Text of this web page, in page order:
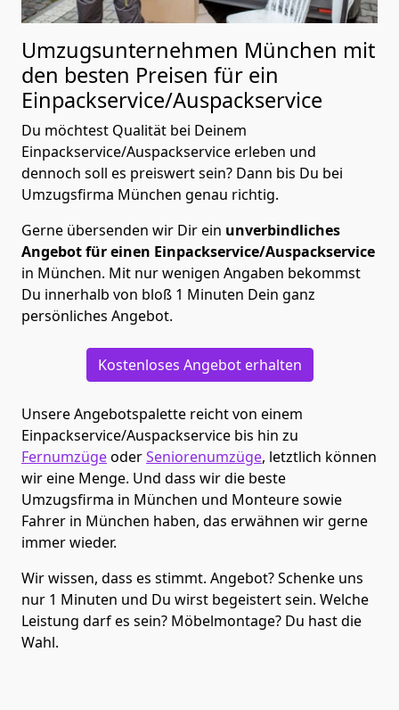
Umzugsunternehmen München mit
den besten Preisen für ein
Einpackservice/Auspackservice
Du möchtest Qualität bei Deinem
Einpackservice/Auspackservice erleben und
dennoch soll es preiswert sein? Dann bis Du bei
Umzugsfirma München genau richtig.
Gerne übersenden wir Dir ein unverbindliches
Angebot für einen Einpackservice/Auspackservice
in München. Mit nur wenigen Angaben bekommst
Du innerhalb von bloß 1 Minuten Dein ganz
persönliches Angebot.
Kostenloses Angebot erhalten
Unsere Angebotspalette reicht von einem
Einpackservice/Auspackservice bis hin zu
FernumzügeoderSeniorenumzüge, letztlich können
wir eine Menge. Und dass wir die beste
Umzugsfirma in München und Monteure sowie
Fahrer in München haben, das erwähnen wir gerne
immer wieder.
Wir wissen, dass es stimmt. Angebot? Schenke uns
nur 1 Minuten und Du wirst begeistert sein. Welche
Leistung darf es sein? Möbelmontage? Du hast die
Wahl.